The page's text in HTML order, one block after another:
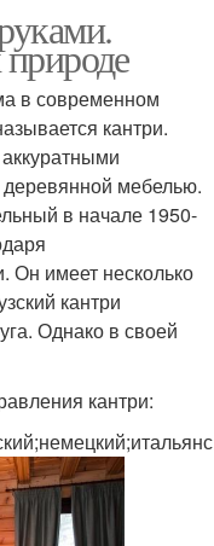
в современном
кантри.
мебелью.
в начале 1950-
Он имеет несколько
кантри
Однако в своей
кантри: